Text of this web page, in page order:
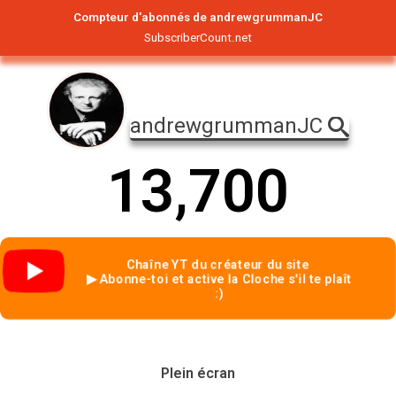
Compteur d'abonnés de andrewgrummanJC
SubscriberCount.net
andrewgrummanJC
13,700
Chaîne YT du créateur du site
▶ Abonne-toi et active la Cloche s'il te plaît
:)
Plein écran